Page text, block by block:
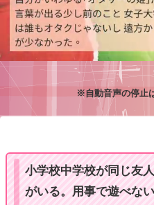
※自動音声の停止
小学校中学校が同じ友
がいる。用事で遊べな